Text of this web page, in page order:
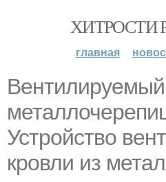
ХИТРОСТИ
главная
Устройство
кровли из